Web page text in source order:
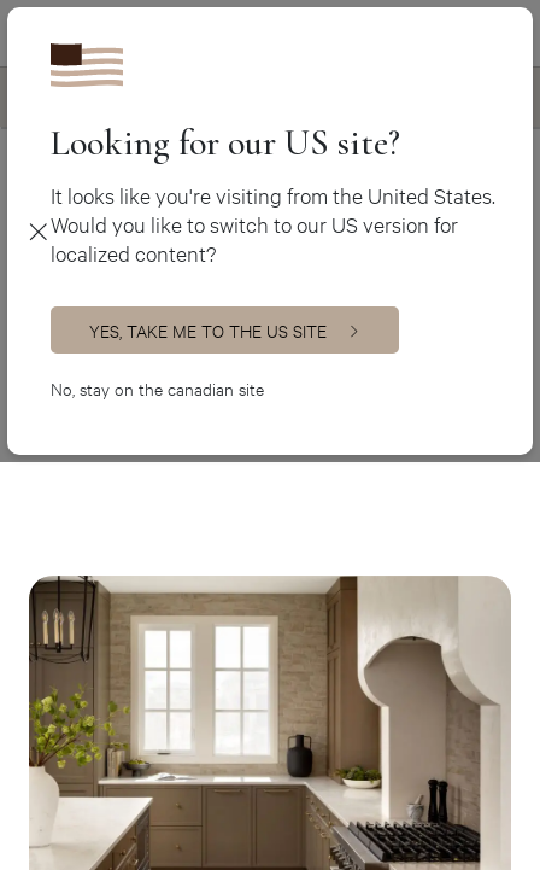
Trouvez votre style
Toutes les cuisines
Tous les contextes
M’inspirer !
Zone Inspiration
Looking for our US site?
It looks like you're visiting from the United States.
Would you like to switch to our US version for
localized content?
YES, TAKE ME TO THE US SITE
No, stay on the canadian site